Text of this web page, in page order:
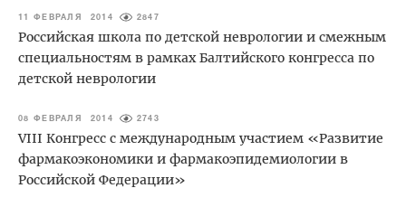
11 ФЕВРАЛЯ 2014 2847
Российская школа по детской неврологии и смежным
специальностям в рамках Балтийского конгресса по
детской неврологии
08 ФЕВРАЛЯ 2014 2743
VIII Конгресс с международным участием «Развитие
фармакоэкономики и фармакоэпидемиологии в
Российской Федерации»